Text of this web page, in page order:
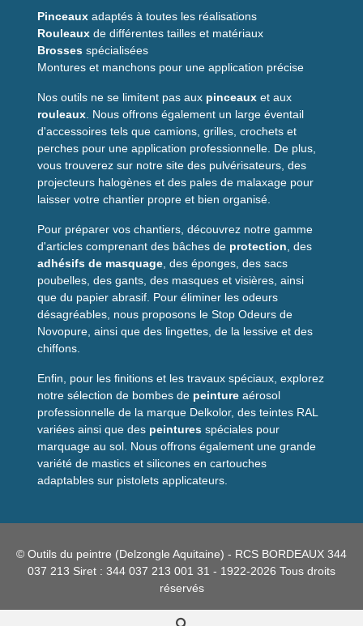
Caractéristiques
principales
7 litres par recharge
Conditionnement
Lot de 5 recharges
Usage
Camion, seau, distribution chantier
Compatibilité
Système de distribution standard,
peinture acrylique et glycérophtalique
Matériaux
Plastique renforcé, joint étanche
Pourquoi choisir ce
produit ?
Larecharge 7LSylex répond aux besoins des professionnels
qui cherchent une solution fiable et pratique pour le
ravitaillement sur chantier. En optant pour le
coûts et gagnez en efficacité. Son format est adapté aux
tournées courantes des camions peinture et simplify les
opérations de transfert vers un seau ou un système de
distribution.
Conseils d'utilisation
système. Manipulez la recharge par les points d'appui
Pour une utilisation optimale : stockez les recharges à
l'abri du gel et des sources de chaleur, et respectez les
consignes de sécurité du fabricant de peinture.
Pinceaux adaptés à toutes les réalisations
Rouleaux de différentes tailles et matériaux
Brosses spécialisées
Montures et manchons pour une application précise
Nos outils ne se limitent pas aux pinceaux et aux
rouleaux . Nous offrons également un large éventail
d'accessoires tels que camions, grilles, crochets et
perches pour une application professionnelle. De plus,
vous trouverez sur notre site des pulvérisateurs, des
projecteurs halogènes et des pales de malaxage pour
laisser votre chantier propre et bien organisé.
Pour préparer vos chantiers, découvrez notre gamme
d'articles comprenant des bâches de protection , des
adhésifs de masquage , des éponges, des sacs
poubelles, des gants, des masques et visières, ainsi
que du papier abrasif. Pour éliminer les odeurs
désagréables, nous proposons le Stop Odeurs de
Novopure, ainsi que des lingettes, de la lessive et des
chiffons.
Enfin, pour les finitions et les travaux spéciaux, explorez
notre sélection de bombes de peinture aérosol
professionnelle de la marque Delkolor, des teintes RAL
variées ainsi que des peintures spéciales pour
marquage au sol. Nous offrons également une grande
variété de mastics et silicones en cartouches
adaptables sur pistolets applicateurs.
© Outils du peintre (Delzongle Aquitaine) - RCS BORDEAUX 344
037 213 Siret : 344 037 213 001 31 - 1922-2026 Tous droits
réservés